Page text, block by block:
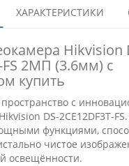
ХАРАКТЕРИСТИКИ
Hikvision
FS 2МП (3.6мм) с
купить
с
DS-2CE12DF3T-
функциями,
чистое
освещённости.